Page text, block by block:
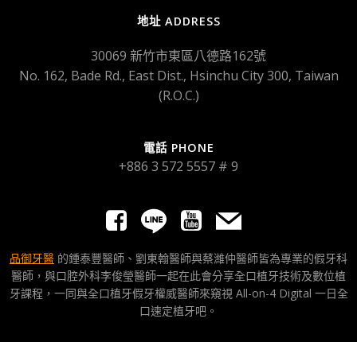
地址 ADDRESS
30069 新竹市東區八德路162號
No. 162, Bade Rd., East Dist., Hsinchu City 300, Taiwan
(R.O.C.)
電話 PHONE
+886 3 572 5557 # 9
品御牙醫 的鍾泰豐醫師、劉東翰醫師與蔡濰仲醫師皆為專業的假牙科
醫師，與口腔外科李俊瑩醫師一起在此會分享全口植牙技術及數位植
牙課程，一同與全口植牙假牙權威醫師來窺視 All-on-4 Digital 一日全
口速定植牙吧。